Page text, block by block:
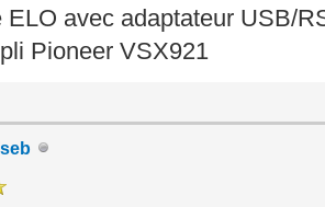
ELO avec adaptateur USB/
Pioneer VSX921